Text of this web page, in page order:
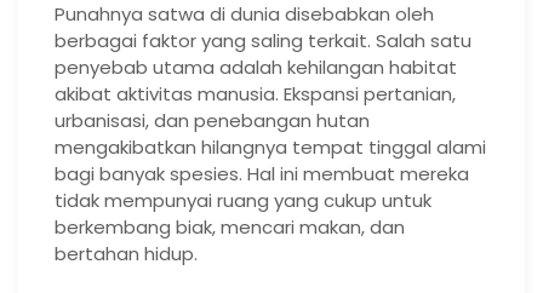
Punahnya satwa di dunia disebabkan oleh
berbagai faktor yang saling terkait. Salah satu
penyebab utama adalah kehilangan habitat
akibat aktivitas manusia. Ekspansi pertanian,
urbanisasi, dan penebangan hutan
mengakibatkan hilangnya tempat tinggal alami
bagi banyak spesies. Hal ini membuat mereka
tidak mempunyai ruang yang cukup untuk
berkembang biak, mencari makan, dan
bertahan hidup.